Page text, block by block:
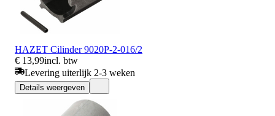
HAZET Cilinder 9020P-2-016/2
€ 13,99incl. btw
Levering uiterlijk 2-3 weken
Details weergeven